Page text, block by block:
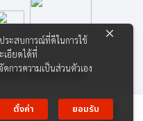
ลลิ่ง เซ็นเตอร์ จำกัด
ะสบการณ์ที่ดีในการใช้
อียดได้ที่
การความเป็นส่วนตัวเอง
ตั้งค่า
ยอมรับ